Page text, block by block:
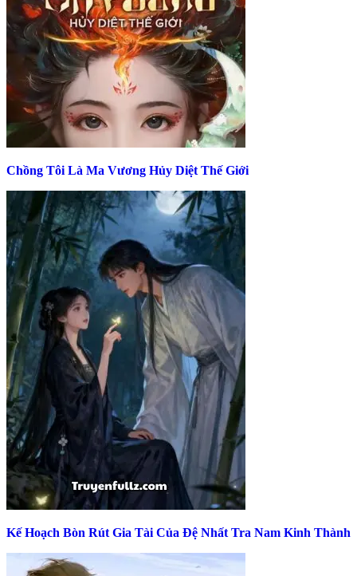
Chồng Tôi Là Ma Vương Hủy Diệt Thế Giới
Kế Hoạch Bòn Rút Gia Tài Của Đệ Nhất Tra Nam Kinh Thành